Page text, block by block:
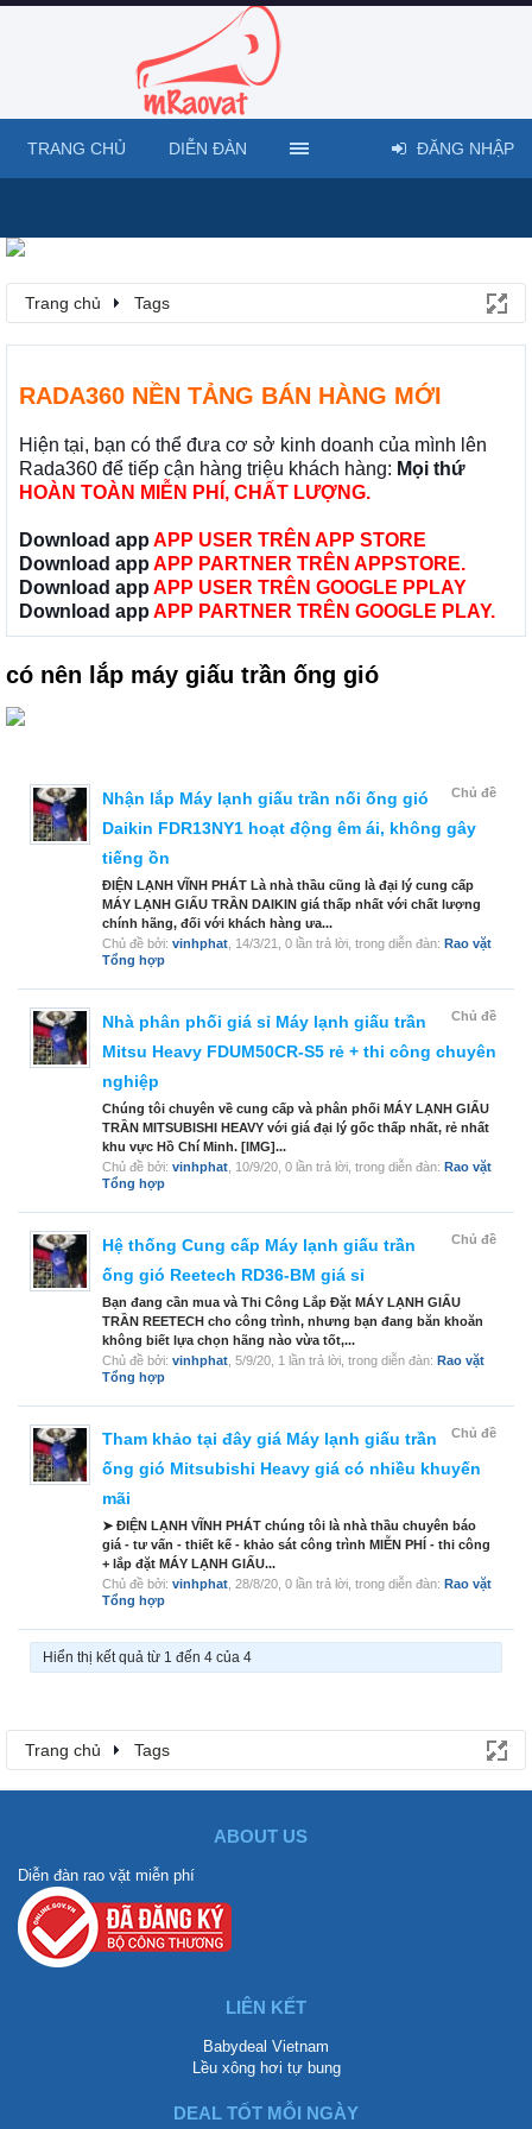
Trang chủ Tags
RADA360 NỀN TẢNG BÁN HÀNG MỚI
Hiện tại, bạn có thể đưa cơ sở kinh doanh của mình lên
Rada360 để tiếp cận hàng triệu khách hàng: Mọi thứ
HOÀN TOÀN MIỄN PHÍ, CHẤT LƯỢNG.
Download app APP USER TRÊN APP STORE
Download app APP PARTNER TRÊN APPSTORE.
Download app APP USER TRÊN GOOGLE PPLAY
Download app APP PARTNER TRÊN GOOGLE PLAY.
có nên lắp máy giấu trần ống gió
Chủ đề
Nhận lắp Máy lạnh giấu trần nối ống gió
Daikin FDR13NY1 hoạt động êm ái, không gây
tiếng ồn
ĐIỆN LẠNH VĨNH PHÁT Là nhà thầu cũng là đại lý cung cấp
MÁY LẠNH GIẤU TRẦN DAIKIN giá thấp nhất với chất lượng
chính hãng, đối với khách hàng ưa...
Chủ đề bởi: vinhphat 14/3/21 , 0 lần trả lời, trong diễn đàn: Rao vặt
Tổng hợp
Chủ đề
Nhà phân phối giá sỉ Máy lạnh giấu trần
Mitsu Heavy FDUM50CR-S5 rẻ + thi công chuyên
nghiệp
Chúng tôi chuyên về cung cấp và phân phối MÁY LẠNH GIẤU
TRẦN MITSUBISHI HEAVY với giá đại lý gốc thấp nhất, rẻ nhất
khu vực Hồ Chí Minh. [IMG]...
Chủ đề bởi: vinhphat 10/9/20 , 0 lần trả lời, trong diễn đàn: Rao vặt
Tổng hợp
Chủ đề
Hệ thống Cung cấp Máy lạnh giấu trần
ống gió Reetech RD36-BM giá sỉ
Bạn đang cần mua và Thi Công Lắp Đặt MÁY LẠNH GIẤU
TRẦN REETECH cho công trình, nhưng bạn đang băn khoăn
không biết lựa chọn hãng nào vừa tốt,...
Chủ đề bởi: vinhphat 5/9/20 , 1 lần trả lời, trong diễn đàn: Rao vặt
Tổng hợp
Chủ đề
Tham khảo tại đây giá Máy lạnh giấu trần
ống gió Mitsubishi Heavy giá có nhiều khuyến
mãi
➤ ĐIỆN LẠNH VĨNH PHÁT chúng tôi là nhà thầu chuyên báo
giá - tư vấn - thiết kế - khảo sát công trình MIỄN PHÍ - thi công
+ lắp đặt MÁY LẠNH GIẤU...
Chủ đề bởi: vinhphat 28/8/20 , 0 lần trả lời, trong diễn đàn: Rao vặt
Tổng hợp
Hiển thị kết quả từ 1 đến 4 của 4
Trang chủ Tags
TRANG CHỦ DIỄN ĐÀN ĐĂNG NHẬP
ABOUT US
Diễn đàn rao vặt miễn phí
LIÊN KẾT
Babydeal Vietnam
Lều xông hơi tự bung
DEAL TỐT MỖI NGÀY